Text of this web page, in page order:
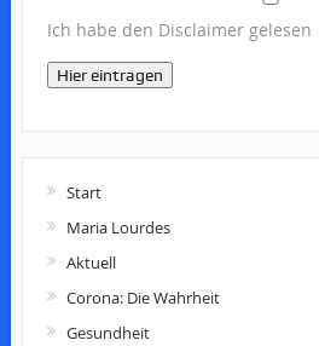
Ich habe den Disclaimer gelesen
Hier eintragen
Start
Maria Lourdes
Aktuell
Corona: Die Wahrheit
Gesundheit